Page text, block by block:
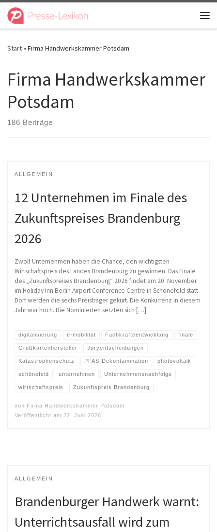
Zum Inhalt springen
Start»Firma Handwerkskammer Potsdam
Firma Handwerkskammer
Potsdam
186 Beiträge
ALLGEMEIN
12 Unternehmen im Finale des
Zukunftspreises Brandenburg
2026
Zwölf Unternehmen haben die Chance, den wichtigsten
Wirtschaftspreis des Landes Brandenburg zu gewinnen. Das Finale
des „Zukunftspreises Brandenburg“ 2026 findet am 20. November
im Holiday Inn Berlin Airport Conference Centre in Schönefeld statt.
Dort werden die sechs Preisträger gekürt. Die Konkurrenz in diesem
Jahr war hoch. Die Nominierten setzten sich […]
digitalisierung e-mobilität Fachkräfteentwicklung finale
Grußkartenhersteller Juryentscheidungen
Katastrophenschutz PFAS-Dekontamination photovoltaik
schönefeld unternehmen Unternehmensnachfolge
wirtschaftspreis Zukunftspreis Brandenburg
von Firma Handwerkskammer Potsdam
Veröffentlicht am 22. Juni 2026
ALLGEMEIN
Brandenburger Handwerk warnt:
Unterrichtsausfall wird zum